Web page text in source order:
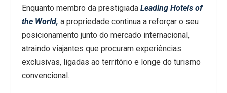
Enquanto membro da prestigiada Leading Hotels of
the World, a propriedade continua a reforçar o seu
posicionamento junto do mercado internacional,
atraindo viajantes que procuram experiências
exclusivas, ligadas ao território e longe do turismo
convencional.